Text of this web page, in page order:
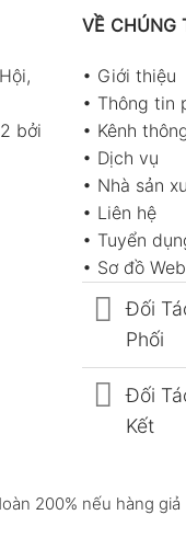
bởi
VỀ CHÚNG
• Giới thiệu
• Thông tin
• Kênh
• Dịch vụ
• Nhà sản
• Liên hệ
• Tuyển
• Sơ đồ
Đối
Phối
Đối
Kết
200% nếu hàng giả